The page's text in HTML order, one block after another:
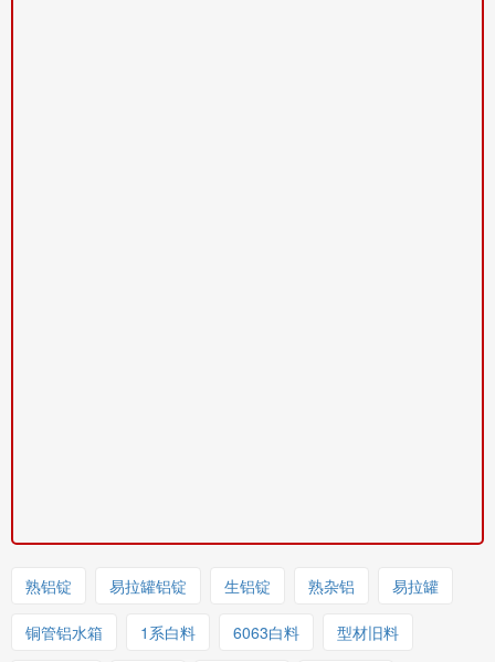
熟铝锭 易拉罐铝锭 生铝锭 熟杂铝 易拉罐
铜管铝水箱 1系白料 6063白料 型材旧料